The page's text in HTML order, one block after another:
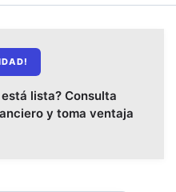
lista? Consulta
y toma ventaja